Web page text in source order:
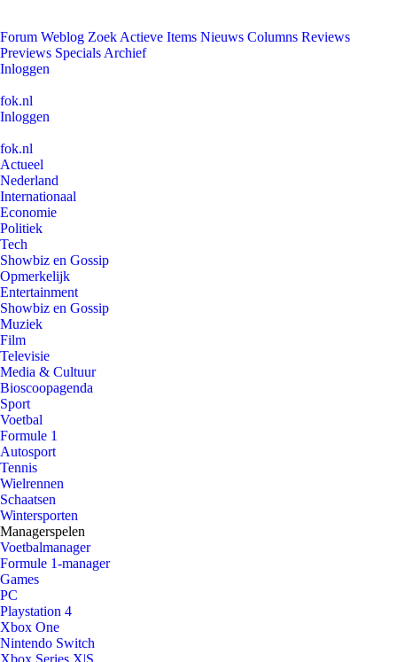
Forum Weblog Zoek Actieve Items Nieuws Columns Reviews
Previews Specials Archief
Inloggen
fok.nl
Inloggen
fok.nl
Actueel
Nederland
Internationaal
Economie
Politiek
Tech
Showbiz en Gossip
Opmerkelijk
Entertainment
Showbiz en Gossip
Muziek
Film
Televisie
Media & Cultuur
Bioscoopagenda
Sport
Voetbal
Formule 1
Autosport
Tennis
Wielrennen
Schaatsen
Wintersporten
Managerspelen
Voetbalmanager
Formule 1-manager
Games
PC
Playstation 4
Xbox One
Nintendo Switch
Xbox Series X|S